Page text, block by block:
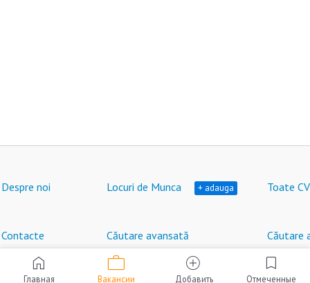
home
Главная
work
Вакансии
add_circle
Добавить
bookmark
Отмеченные
Despre noi Locuri de Munca + adauga Toate
Contacte Căutare avansată Căutare
Locuri de muncă în Moldova © HeadHunter SRL
2007 - 2026 | hh.md®